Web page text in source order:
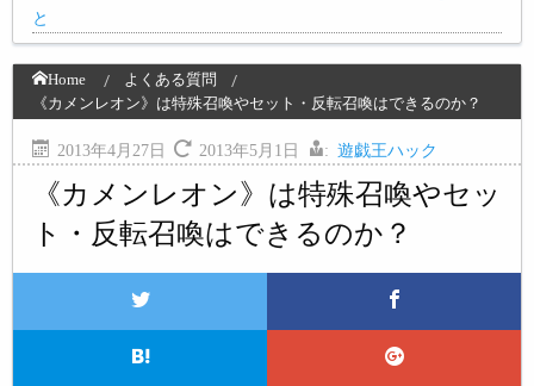
と
Home
よくある質問
《カメンレオン》は特殊召喚やセット・反転召喚はできるのか？
2013年4月27日 2013年5月1日 : 遊戯王ハック
《カメンレオン》は特殊召喚やセッ
ト・反転召喚はできるのか？